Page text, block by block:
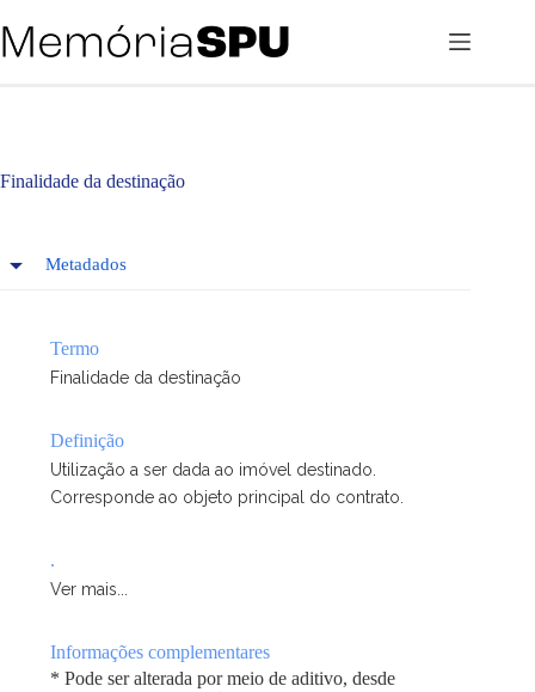
para
o
Finalidade da destinação
Metadados
Termo
Finalidade da destinação
Definição
Utilização a ser dada ao imóvel destinado.
Corresponde ao objeto principal do contrato.
.
Ver mais...
Informações complementares
* Pode ser alterada por meio de aditivo, desde